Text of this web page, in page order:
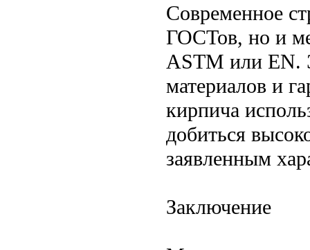
Современное
ГОСТов, но и
ASTM или EN.
материалов и
кирпича
добиться
заявленным
Заключение